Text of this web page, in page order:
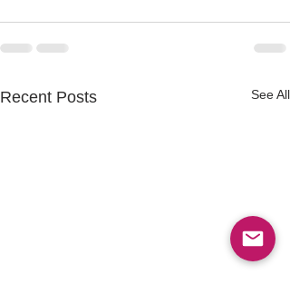
Recent Posts See All